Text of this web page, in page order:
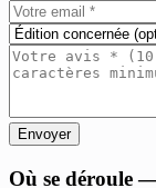
Envoyer
Où se déroule